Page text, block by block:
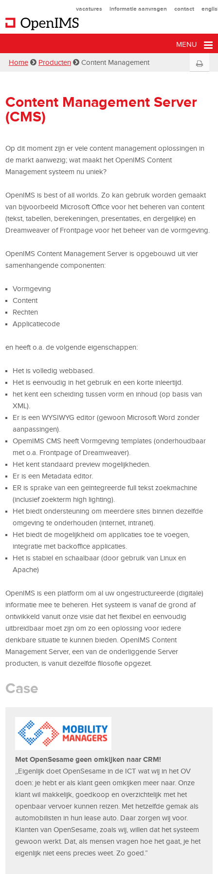
vacatures informatie aanvragen contact
MENU
Home Producten Content Management
Content Management Server
(CMS)
Op dit moment zijn er vele content management oplossingen in
de markt aanwezig; wat maakt het OpenIMS Content
Management systeem nu uniek?
OpenIMS is best of all worlds. Zo kan gebruik worden gemaakt
van bijvoorbeeld Microsoft Office voor het beheren van content
(tekst, tabellen, berekeningen, presentaties, en dergelijke) en
Dreamweaver of Frontpage voor het beheer van de vormgeving.
OpenIMS Content Management Server is opgebouwd uit vier
samenhangende componenten:
Vormgeving
Content
Rechten
Applicatiecode
en heeft o.a. de volgende eigenschappen:
Het is volledig webbased.
Het is eenvoudig in het gebruik en een korte inleertijd.
het kent een scheiding tussen vorm en inhoud (op basis van
XML).
Er is een WYSIWYG editor (gewoon Microsoft Word zonder
aanpassingen).
OpemIMS CMS heeft Vormgeving templates (onderhoudbaar
met o.a. Frontpage of Dreamweaver).
Het kent standaard preview mogelijkheden.
Er is een Metadata editor.
ER is sprake van een geïntegreerde full tekst zoekmachine
(inclusief zoekterm high lighting).
Het biedt ondersteuning om meerdere sites binnen dezelfde
omgeving te onderhouden (internet, intranet).
Het biedt de mogelijkheid om applicaties toe te voegen,
integratie met backoffice applicaties.
Het is stabiel en schaalbaar (door gebruik van Linux en
Apache)
OpenIMS is een platform om al uw ongestructureerde (digitale)
informatie mee te beheren. Het systeem is vanaf de grond af
ontwikkeld vanuit onze visie dat het flexibel en eenvoudig
uitbreidbaar moet zijn om zo een oplossing voor iedere
denkbare situatie te kunnen bieden. OpenIMS Content
Management Server, een van de onderliggende Server
producten, is vanuit dezelfde filosofie opgezet.
Case
Met OpenSesame geen omkijken naar CRM!
,,Eigenlijk doet OpenSesame in de ICT wat wij in het OV
doen: je hebt er als klant geen omkijken meer naar. Onze
klant wil makkelijk, goedkoop en overzichtelijk met het
openbaar vervoer kunnen reizen. Met hetzelfde gemak als
automobilisten in hun lease auto. Daar zorgen wij voor.
Klanten van OpenSesame, zoals wij, willen dat het systeem
gewoon werkt. Dat, als mensen vragen hoe het gaat, je het
eigenlijk niet eens precies weet. Zo goed.”